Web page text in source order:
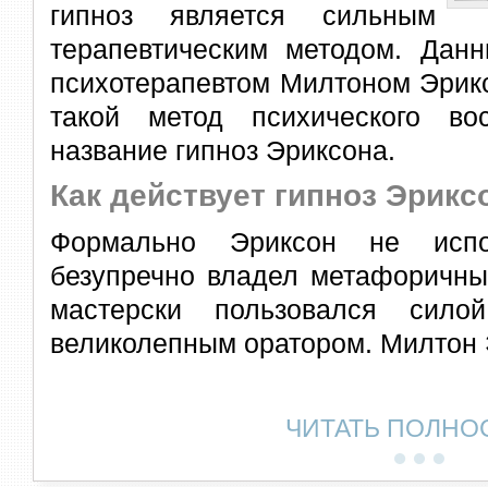
гипноз является сильным
терапевтическим методом.
психотерапевтом Милтоном
такой метод психического
название гипноз Эриксона.
Как действует гипноз
Формально Эриксон не
безупречно владел
мастерски пользовался
великолепным оратором. Милтон
ЧИТАТЬ